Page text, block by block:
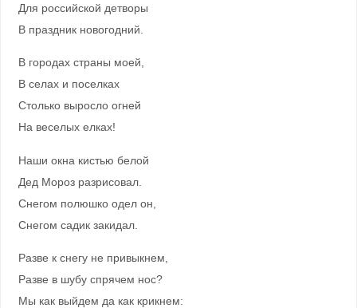
Для российской детворы
В праздник новогодний.
В городах страны моей,
В селах и поселках
Столько выросло огней
На веселых елках!
Наши окна кистью белой
Дед Мороз разрисовал.
Снегом полюшко одел он,
Снегом садик закидал.
Разве к снегу не привыкнем,
Разве в шубу спрячем нос?
Мы как выйдем да как крикнем: